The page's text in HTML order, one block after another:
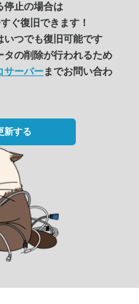
停止の場合は
ぐ復旧できます！
いつでも復旧可能です
の削除が行われるため
サーバーまでお問い合わ
新する